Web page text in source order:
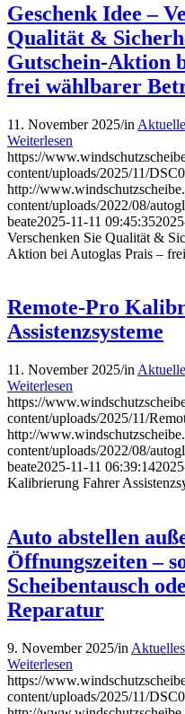
Geschenk Idee –
Qualität &
Gutschein-Aktion
frei wählbarer
11. November 2025/in
Weiterlesen
https://
content/uploads/2025/11/
http://
content/uploads/2022/08/
beate2025-11-11 09:45:35
Verschenken Sie Qualität &
Aktion bei Autoglas Prais –
Remote-Pro
Assistenzsysteme
11. November 2025/in
Weiterlesen
https://
content/uploads/2025/11/
http://
content/uploads/2022/08/
beate2025-11-11 06:39:14
Kalibrierung Fahrer
Auto abstellen
Öffnungszeiten –
Scheibentausch
Reparatur
9. November 2025/in Aktuelles
Weiterlesen
https://
content/uploads/2025/11/